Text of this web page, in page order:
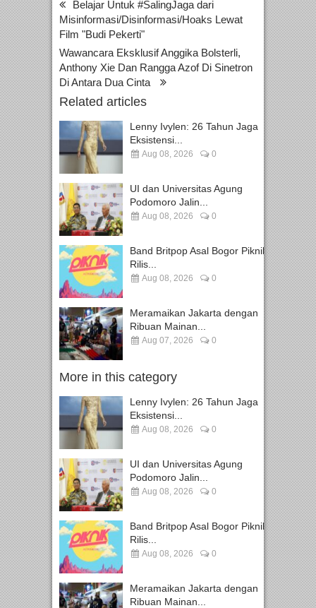
Belajar Untuk #SalingJaga dari
Misinformasi/Disinformasi/Hoaks Lewat
Film "Budi Pekerti"
Wawancara Eksklusif Anggika Bolsterli,
Anthony Xie Dan Rangga Azof Di Sinetron
Di Antara Dua Cinta
Related articles
Lenny Ivylen: 26 Tahun Jaga
Eksistensi...
Aug 08, 2026 0
UI dan Universitas Agung
Podomoro Jalin...
Aug 08, 2026 0
Band Britpop Asal Bogor Piknik
Rilis...
Aug 08, 2026 0
Meramaikan Jakarta dengan
Ribuan Mainan...
Aug 07, 2026 0
More in this category
Lenny Ivylen: 26 Tahun Jaga
Eksistensi...
Aug 08, 2026 0
UI dan Universitas Agung
Podomoro Jalin...
Aug 08, 2026 0
Band Britpop Asal Bogor Piknik
Rilis...
Aug 08, 2026 0
Meramaikan Jakarta dengan
Ribuan Mainan...